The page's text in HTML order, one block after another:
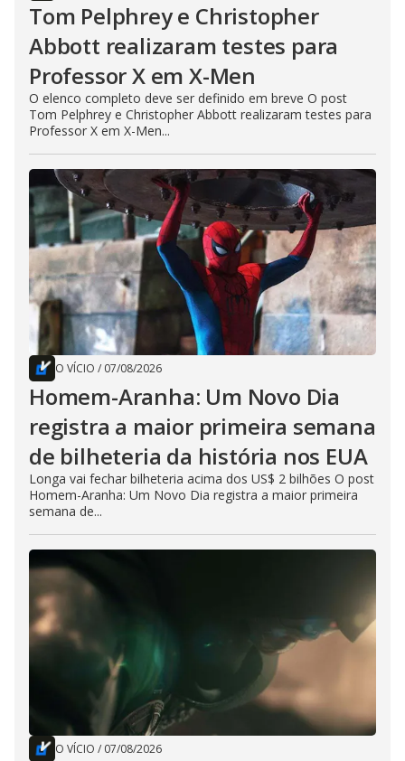
Tom Pelphrey e Christopher
Abbott realizaram testes para
Professor X em X-Men
O elenco completo deve ser definido em breve O post
Tom Pelphrey e Christopher Abbott realizaram testes para
Professor X em X-Men...
O VÍCIO / 07/08/2026
Homem-Aranha: Um Novo Dia
registra a maior primeira semana
de bilheteria da história nos EUA
Longa vai fechar bilheteria acima dos US$ 2 bilhões O post
Homem-Aranha: Um Novo Dia registra a maior primeira
semana de...
O VÍCIO / 07/08/2026